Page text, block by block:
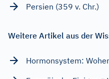
Persien (359 v. Chr.)
Weitere Artikel aus der
Hormonsystem: